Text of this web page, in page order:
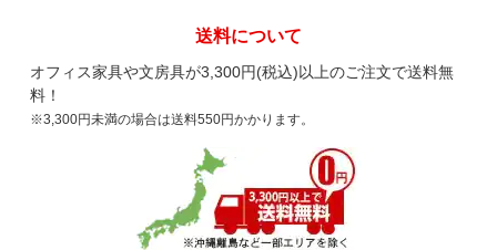
送料について
オフィス家具や文房具が3,300円(税込)以上のご注文で送料無
料！
※3,300円未満の場合は送料550円かかります。